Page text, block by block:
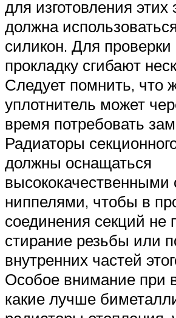
для изготовления этих
должна
силикон. Для проверки
прокладку сгибают
Следует помнить, что
уплотнитель может
время потребовать
Радиаторы
должны оснащаться
ниппелями, чтобы в
соединения секций не
стирание резьбы или
внутренних частей
Особое внимание при
какие лучше